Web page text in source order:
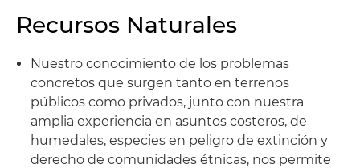
Recursos Naturales
Nuestro conocimiento de los problemas
concretos que surgen tanto en terrenos
públicos como privados, junto con nuestra
amplia experiencia en asuntos costeros, de
humedales, especies en peligro de extinción y
derecho de comunidades étnicas, nos permite